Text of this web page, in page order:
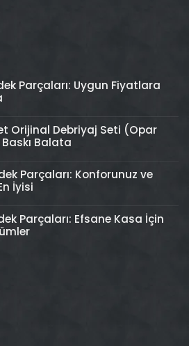
Parçaları: Uygun Fiyatlara
Orijinal Debriyaj Seti (Opar
Balata
Parçaları: Konforunuz ve
İyisi
Parçaları: Efsane Kasa İçin